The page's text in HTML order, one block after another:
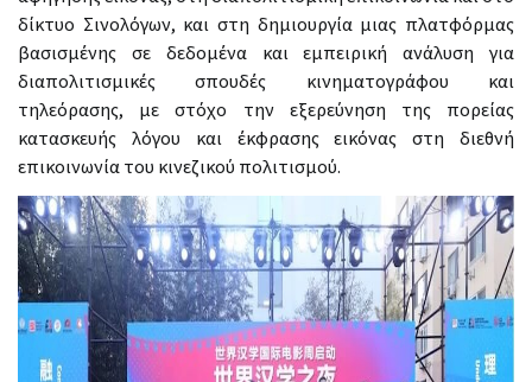
δίκτυο Σινολόγων, και στη δημιουργία μιας πλατφόρμας
βασισμένης σε δεδομένα και εμπειρική ανάλυση για
διαπολιτισμικές σπουδές κινηματογράφου και
τηλεόρασης, με στόχο την εξερεύνηση της πορείας
κατασκευής λόγου και έκφρασης εικόνας στη διεθνή
επικοινωνία του κινεζικού πολιτισμού.